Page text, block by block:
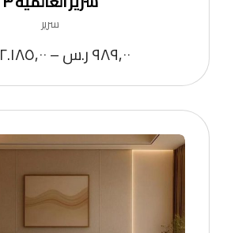
سرير
٩٨٩,٠٠ر.س–٢.١٨٥,٠٠